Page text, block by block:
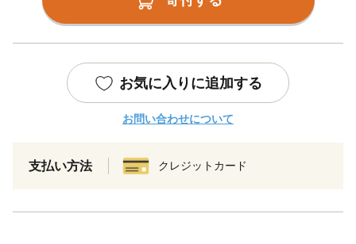
お気に入りに追加する
お問い合わせについて
支払い方法 クレジットカード